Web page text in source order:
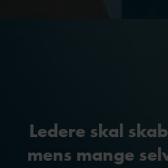
Ledere skal
mens mange